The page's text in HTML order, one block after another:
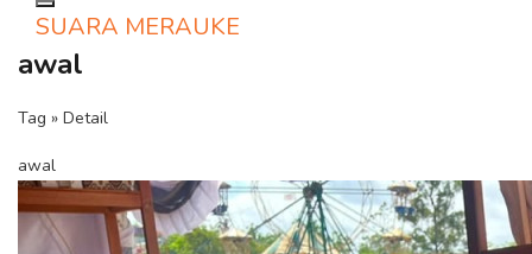
Toggle navigation
SUARA MERAUKE
awal
Tag » Detail
awal